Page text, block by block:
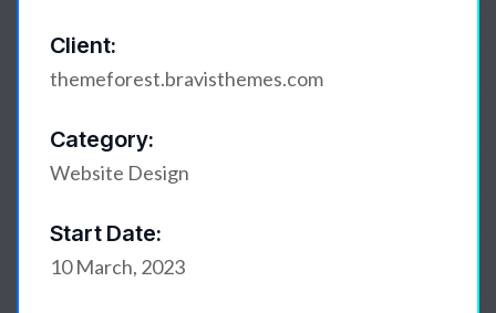
Client:
themeforest.bravisthemes.com
Category:
Website Design
Start Date:
10 March, 2023